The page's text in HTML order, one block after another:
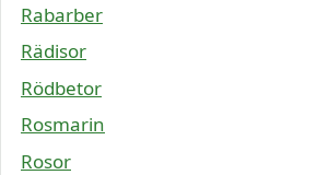
Rabarber
Rädisor
Rödbetor
Rosmarin
Rosor